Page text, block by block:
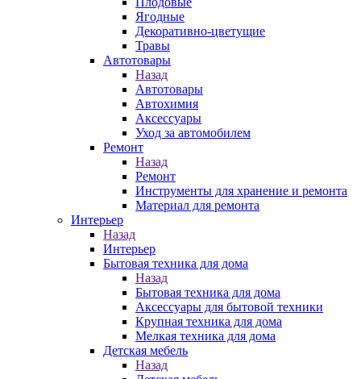
Ягодные
Декоративно-цветущие
Травы
Автотовары
Назад
Автотовары
Автохимия
Аксессуары
Уход за автомобилем
Ремонт
Назад
Ремонт
Инструменты для хранение и ремонта
Материал для ремонта
Интерьер
Назад
Интерьер
Бытовая техника для дома
Назад
Бытовая техника для дома
Аксессуары для бытовой техники
Крупная техника для дома
Мелкая техника для дома
Детская мебель
Назад